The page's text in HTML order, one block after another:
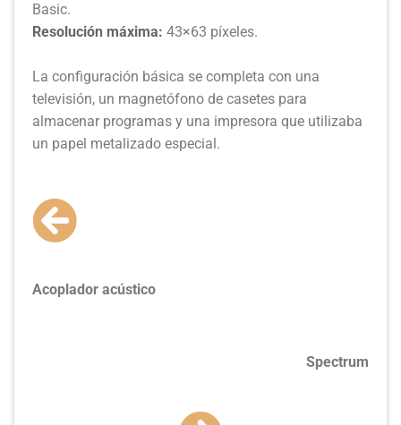
Basic.
Resolución máxima: 43×63 píxeles.
La configuración básica se completa con una
televisión, un magnetófono de casetes para
almacenar programas y una impresora que utilizaba
un papel metalizado especial.
Acoplador acústico
Spectrum